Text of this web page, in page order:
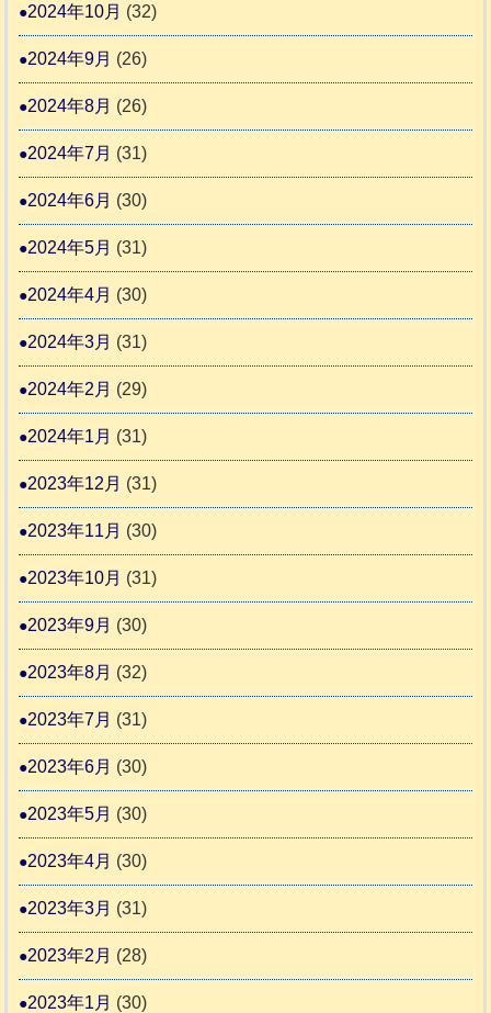
2024年10月 (32)
2024年9月 (26)
2024年8月 (26)
2024年7月 (31)
2024年6月 (30)
2024年5月 (31)
2024年4月 (30)
2024年3月 (31)
2024年2月 (29)
2024年1月 (31)
2023年12月 (31)
2023年11月 (30)
2023年10月 (31)
2023年9月 (30)
2023年8月 (32)
2023年7月 (31)
2023年6月 (30)
2023年5月 (30)
2023年4月 (30)
2023年3月 (31)
2023年2月 (28)
2023年1月 (30)